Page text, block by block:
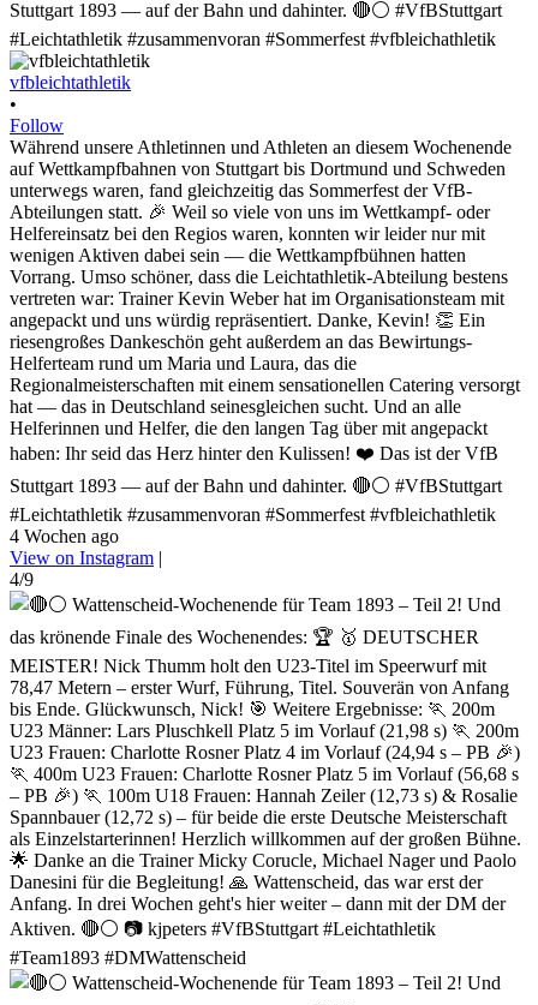
vfbleichtathletik
•
Follow
Während unsere Athletinnen und Athleten an diesem Wochenende
auf Wettkampfbahnen von Stuttgart bis Dortmund und Schweden
unterwegs waren, fand gleichzeitig das Sommerfest der VfB-
Abteilungen statt. 🎉 Weil so viele von uns im Wettkampf- oder
Helfereinsatz bei den Regios waren, konnten wir leider nur mit
wenigen Aktiven dabei sein — die Wettkampfbühnen hatten
Vorrang. Umso schöner, dass die Leichtathletik-Abteilung bestens
vertreten war: Trainer Kevin Weber hat im Organisationsteam mit
angepackt und uns würdig repräsentiert. Danke, Kevin! 👏 Ein
riesengroßes Dankeschön geht außerdem an das Bewirtungs-
Helferteam rund um Maria und Laura, das die
Regionalmeisterschaften mit einem sensationellen Catering versorgt
hat — das in Deutschland seinesgleichen sucht. Und an alle
Helferinnen und Helfer, die den langen Tag über mit angepackt
haben: Ihr seid das Herz hinter den Kulissen! ❤️ Das ist der VfB
Stuttgart 1893 — auf der Bahn und dahinter. 🔴⚪ #VfBStuttgart
#Leichtathletik #zusammenvoran #Sommerfest #vfbleichathletik
4 Wochen ago
View on Instagram |
4/9